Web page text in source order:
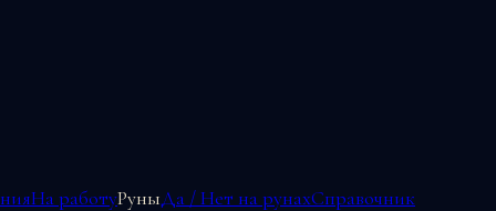
На работуРуныДа / Нет на рунахСправочник